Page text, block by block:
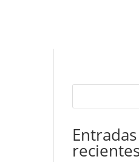
Entradas